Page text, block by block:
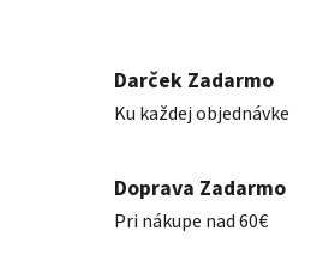
Darček Zadarmo
Ku každej objednávke
Doprava Zadarmo
Pri nákupe nad 60€